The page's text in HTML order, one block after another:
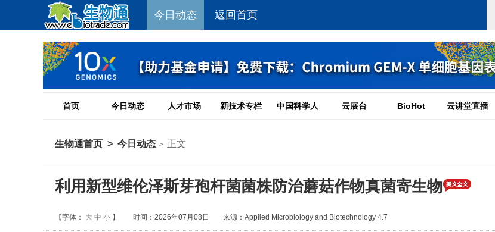
今日动态 返回首页
首页 今日动态 人才市场 新技术专栏 中国科学人 云展台 BioHot 云讲堂直播
生物通首页 > 今日动态 > 正文
利用新型维伦泽斯芽孢杆菌菌株防治蘑菇作物真菌寄生物
【字体： 大 中 小 】 时间：2026年07月08日 来源：Applied Microbiology and Biotechnology 4.7